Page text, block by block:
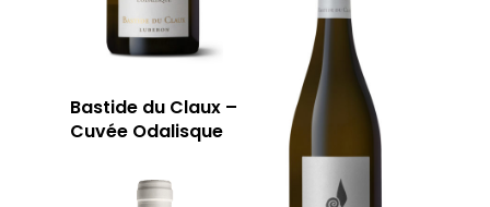
Bastide du Claux –
Cuvée Odalisque